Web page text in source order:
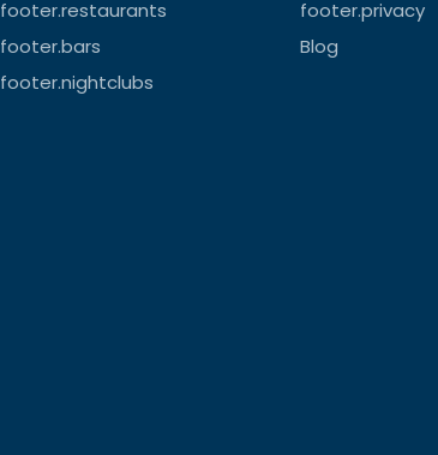
footer.restaurants
footer.bars
footer.nightclubs
footer.privacy
Blog